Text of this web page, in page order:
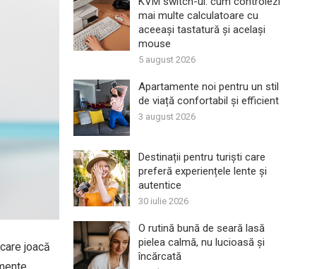
joacă
mai multe calculatoare cu
aceeași tastatură și același
mouse
5 august 2026
Apartamente noi pentru un stil
de viață confortabil și efficient
3 august 2026
Destinații pentru turiști care
preferă experiențele lente și
autentice
30 iulie 2026
O rutină bună de seară lasă
pielea calmă, nu lucioasă și
încărcată